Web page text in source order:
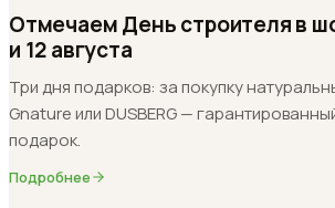
Отмечаем День строителя в
и 12 августа
Три дня подарков: за покупку
Gnature или DUSBERG —
подарок.
Подробнее